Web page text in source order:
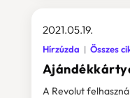
2021.05.19.
Hírzúzda Összes
A Revolut